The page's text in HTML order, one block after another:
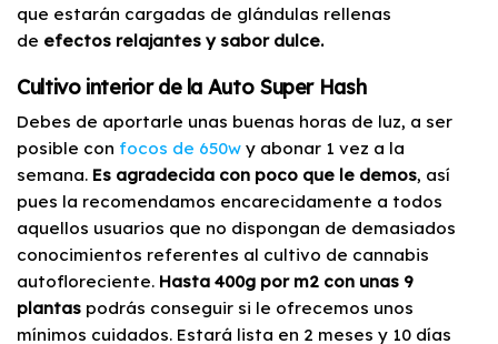
que estarán cargadas de glándulas rellenas
de efectos relajantes y sabor dulce.
Cultivo interior de la Auto Super Hash
Debes de aportarle unas buenas horas de luz, a ser
posible con focos de 650w y abonar 1 vez a la
semana. Es agradecida con poco que le demos, así
pues la recomendamos encarecidamente a todos
aquellos usuarios que no dispongan de demasiados
conocimientos referentes al cultivo de cannabis
autofloreciente. Hasta 400g por m2 con unas 9
plantas podrás conseguir si le ofrecemos unos
mínimos cuidados. Estará lista en 2 meses y 10 días